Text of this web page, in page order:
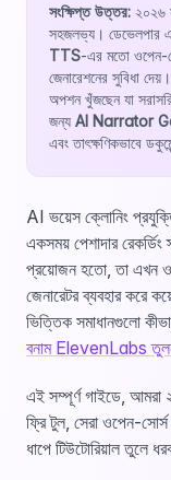
সংক্ষিপ্ত উত্তর: ২০২৬
সহজলভ্য। ডেভেলপার
TTS-এর মতো ওপেন-
জেনারেশনের সুবিধা
অপশন খুঁজছেন যা সরাসরি
জন্য AI Narrator
এবং তাৎক্ষণিকভাবে
AI ভয়েস ক্লোনিং
একসময় পেশাদার
প্রয়োজন হতো, তা এখন
জেনারেটর ব্যবহার করে
ভিত্তিক সমাধানগুলো
বনাম ElevenLabs
এই সম্পূর্ণ গাইডে, আমরা
ফ্রি টুল, সেরা ওপেন-
ধাপে টিউটোরিয়াল তুলে